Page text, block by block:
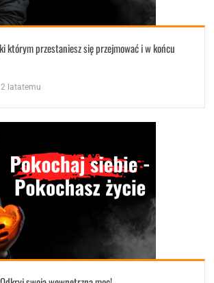
którym przestaniesz się przejmować i w końcu
2 latatemu